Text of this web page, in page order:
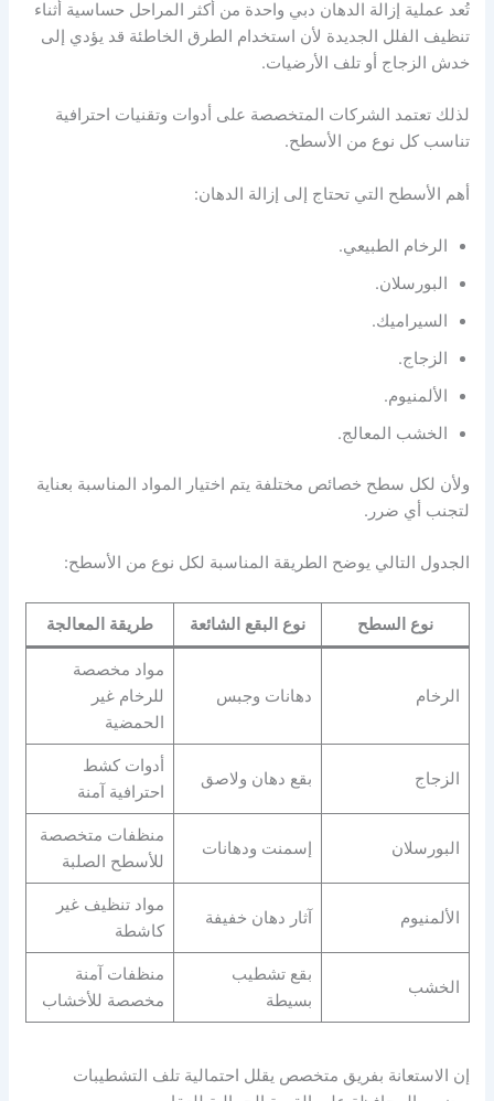
تُعد عملية إزالة الدهان دبي واحدة من أكثر المراحل حساسية أثناء
تنظيف الفلل الجديدة لأن استخدام الطرق الخاطئة قد يؤدي إلى
خدش الزجاج أو تلف الأرضيات.
لذلك تعتمد الشركات المتخصصة على أدوات وتقنيات احترافية
تناسب كل نوع من الأسطح.
أهم الأسطح التي تحتاج إلى إزالة الدهان:
الرخام الطبيعي.
البورسلان.
السيراميك.
الزجاج.
الألمنيوم.
الخشب المعالج.
ولأن لكل سطح خصائص مختلفة يتم اختيار المواد المناسبة بعناية
لتجنب أي ضرر.
الجدول التالي يوضح الطريقة المناسبة لكل نوع من الأسطح:
نوع السطح نوع البقع الشائعة طريقة المعالجة
الرخام دهانات وجبس
مواد مخصصة
للرخام غير
الحمضية
الزجاج بقع دهان ولاصق
أدوات كشط
احترافية آمنة
البورسلان إسمنت ودهانات
منظفات متخصصة
للأسطح الصلبة
الألمنيوم آثار دهان خفيفة
مواد تنظيف غير
كاشطة
الخشب
بقع تشطيب
بسيطة
منظفات آمنة
مخصصة للأخشاب
إن الاستعانة بفريق متخصص يقلل احتمالية تلف التشطيبات